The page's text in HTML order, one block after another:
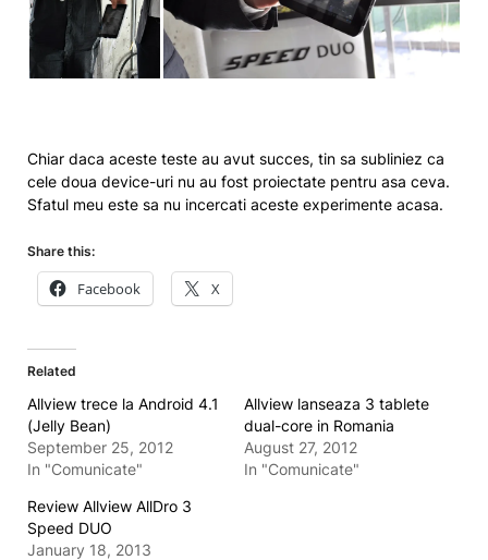
Chiar daca aceste teste au avut succes, tin sa subliniez ca
cele doua device-uri nu au fost proiectate pentru asa ceva.
Sfatul meu este sa nu incercati aceste experimente acasa.
Share this:
Facebook X
Related
Allview trece la Android 4.1
(Jelly Bean)
September 25, 2012
In "Comunicate"
Allview lanseaza 3 tablete
dual-core in Romania
August 27, 2012
In "Comunicate"
Review Allview AllDro 3
Speed DUO
January 18, 2013